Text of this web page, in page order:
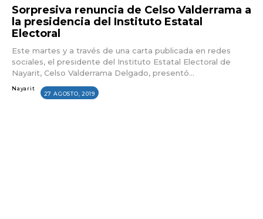
Sorpresiva renuncia de Celso Valderrama a
la presidencia del Instituto Estatal
Electoral
Este martes y a través de una carta publicada en redes
sociales, el presidente del Instituto Estatal Electoral de
Nayarit, Celso Valderrama Delgado, presentó...
Nayarit
27 AGOSTO, 2019